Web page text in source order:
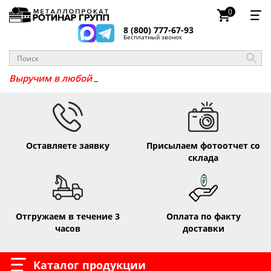
8 (800) 777-67-93
Бесплатный звонок
0
Выручим _
Оставляете заявку
Присылаем фотоотчет со
склада
Отгружаем в течение 3
часов
Оплата по факту
доставки
Каталог продукции